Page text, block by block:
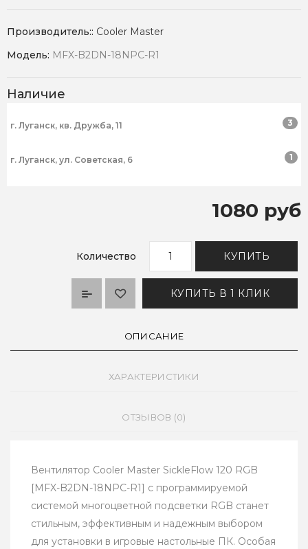
Производитель:: Cooler Master
Модель: MFX-B2DN-18NPC-R1
Наличие
г. Луганск, кв. Дружба, 11 3
г. Луганск, ул. Советская, 6 1
1080 руб
Количество КУПИТЬ
КУПИТЬ В 1 КЛИК
ОПИСАНИЕ
ХАРАКТЕРИСТИКИ
ОТЗЫВОВ (0)
Вентилятор Cooler Master SickleFlow 120 RGB
[MFX-B2DN-18NPC-R1] с программируемой
системой многоцветной подсветки RGB станет
стильным, эффективным и надежным выбором
для установки в игровые настольные ПК. Особая